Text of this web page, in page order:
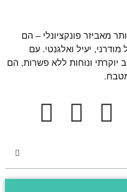
מאביזר פונקציונלי – הם
יעיל ואלגנטי. עם
יוקרתי ונוחות ללא פשרות, הם